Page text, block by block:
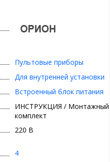
Пультовые приборы
Для внутренней установки
Встроенный блок питания
ИНСТРУКЦИЯ / Монтажный
комплект
220 В
4